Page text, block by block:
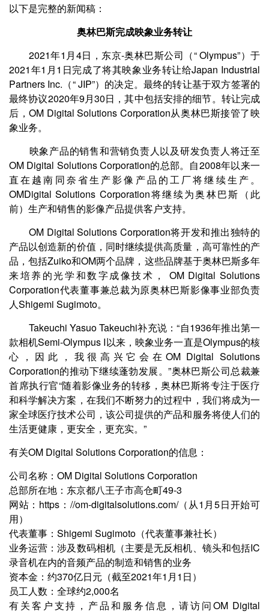
以下是完整的新闻稿：
奥林巴斯完成映象业务转让
2021年1月4日，东京-奥林巴斯公司（“ Olympus”）于
2021年1月1日完成了将其映象业务转让给Japan Industrial
Partners Inc.（“ JIP”）的决定。最终的转让基于双方签署的
最终协议2020年9月30日，其中包括安排的细节。转让完成
后，OM Digital Solutions Corporation从奥林巴斯接管了映
象业务。
映象产品的销售和营销负责人以及研发负责人将迁至
OM Digital Solutions Corporation的总部。自2008年以来一
直在越南同奈省生产影像产品的工厂将继续生产。
OMDigital Solutions Corporation将继续为奥林巴斯（此
前）生产和销售的影像产品提供客户支持。
OM Digital Solutions Corporation将开发和推出独特的
产品以创造新的价值，同时继续提供高质量，高可靠性的产
品，包括Zuiko和OM两个品牌，这些品牌基于奥林巴斯多年
来培养的光学和数字成像技术， OM Digital Solutions
Corporation代表董事兼总裁为原奥林巴斯影像事业部负责
人Shigemi Sugimoto。
Takeuchi Yasuo Takeuchi补充说：“自1936年推出第一
款相机Semi-Olympus I以来，映象业务一直是Olympus的核
心，因此，我很高兴它会在OM Digital Solutions
Corporation的推动下继续蓬勃发展。”奥林巴斯公司总裁兼
首席执行官“随着影像业务的转移，奥林巴斯将专注于医疗
和科学解决方案，在我们不断努力的过程中，我们将成为一
家全球医疗技术公司，该公司提供的产品和服务将使人们的
生活更健康，更安全，更充实。”
有关OM Digital Solutions Corporation的信息：
公司名称：OM Digital Solutions Corporation
总部所在地：东京都八王子市高仓町49-3
网站：https：//om-digitalsolutions.com/（从1月5日开始可
用）
代表董事：Shigemi Sugimoto（代表董事兼社长）
业务运营：涉及数码相机（主要是无反相机、镜头和包括IC
录音机在内的音频产品的制造和销售的业务
资本金：约370亿日元（截至2021年1月1日）
员工人数：全球约2,000名
有关客户支持，产品和服务信息，请访问OM Digital